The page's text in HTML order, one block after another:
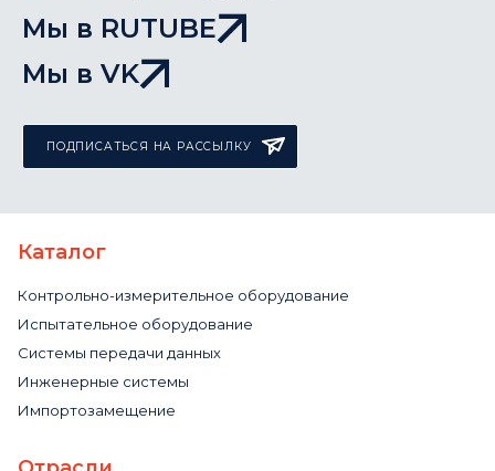
Мы в RUTUBE
Мы в VK
ПОДПИСАТЬСЯ НА РАССЫЛКУ
Каталог
Контрольно-измерительное оборудование
Испытательное оборудование
Системы передачи данных
Инженерные системы
Импортозамещение